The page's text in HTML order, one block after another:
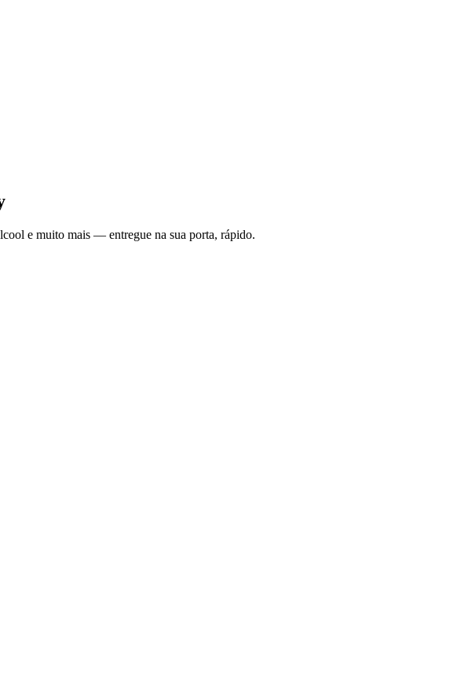
e muito mais — entregue na sua porta, rápido.